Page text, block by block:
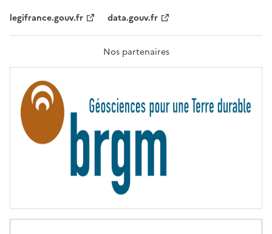
F
A
T
R
T
É
legifrance.gouv.fr
data.gouv.fr
Nos partenaires